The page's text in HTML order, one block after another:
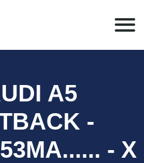
A5
-
- X